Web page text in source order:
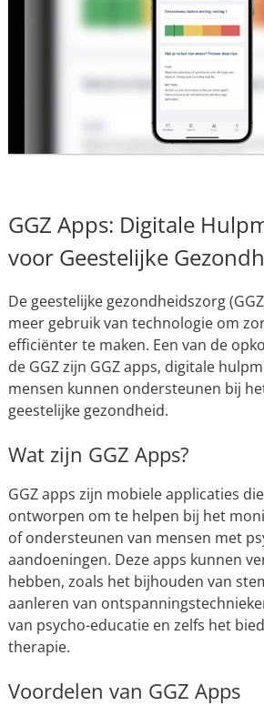
GGZ Apps: Digitale
voor Geestelijke
De geestelijke gezondheidszorg
meer gebruik van technologie om
efficiënter te maken. Een van de
de GGZ zijn GGZ apps, digitale
mensen kunnen ondersteunen bij
geestelijke gezondheid.
Wat zijn GGZ Apps?
GGZ apps zijn mobiele applicaties
ontworpen om te helpen bij het
of ondersteunen van mensen met
aandoeningen. Deze apps kunnen
hebben, zoals het bijhouden van
aanleren van
van psycho-educatie en zelfs het
therapie.
Voordelen van GGZ Apps